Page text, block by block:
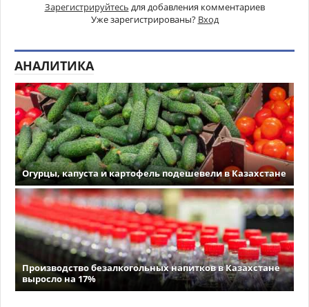
Зарегистрируйтесь для добавления комментариев
Уже зарегистрированы? Вход
АНАЛИТИКА
Огурцы, капуста и картофель подешевели в Казахстане
Производство безалкогольных напитков в Казахстане
выросло на 17%